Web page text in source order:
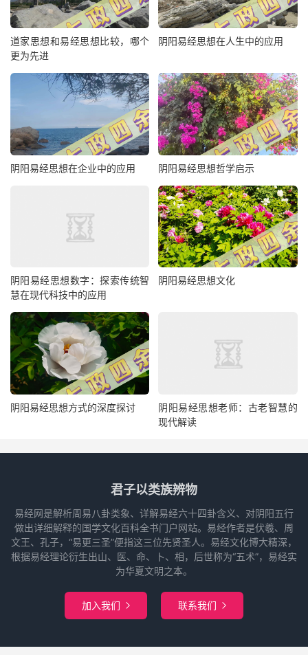
道家思想和易经思想比较，哪个
更为先进
阴阳易经思想在人生中的应用
阴阳易经思想在企业中的应用 阴阳易经思想哲学启示
阴阳易经思想数字：探索传统智
慧在现代科技中的应用
阴阳易经思想文化
阴阳易经思想方式的深度探讨
阴阳易经思想老师：古老智慧的
现代解读
君子以类族辨物
易经网是解析周易八卦类象、详解易经六十四卦含义、对阴阳五行
做出详细解释的国学文化百科全书门户网站。易经作者是伏羲、周
文王、孔子，“易更三圣”便指这三位先贤圣人。易经文化博大精深，
根据易经理论衍生出山、医、命、卜、相，后世称为“五术”，易经实
为华夏文明之本。
加入我们  联系我们 